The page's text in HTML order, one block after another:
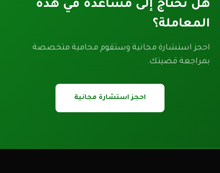
هل تحتاج إلى مساعدة في هذه
المعاملة؟
احجز استشارة مجانية وستقوم محامية متخصصة
بمراجعة قضيتك.
احجز استشارة مجانية